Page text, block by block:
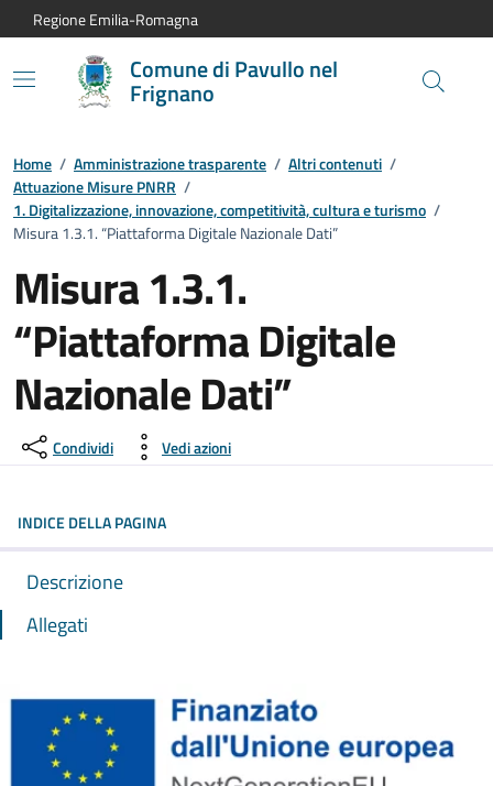
Vai al contenuto principale
Vai alla navigazione del sito
Vai al piede di pagina
Regione Emilia-Romagna
Comune di Pavullo nel
Frignano
Home / Amministrazione trasparente / Altri contenuti /
Attuazione Misure PNRR /
1. Digitalizzazione, innovazione, competitività, cultura e turismo /
Misura 1.3.1. “Piattaforma Digitale Nazionale Dati”
Misura 1.3.1.
“Piattaforma Digitale
Nazionale Dati”
Condividi Vedi azioni
INDICE DELLA PAGINA
Descrizione
Allegati